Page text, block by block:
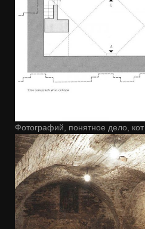
Фотографий, понятное дело, кот